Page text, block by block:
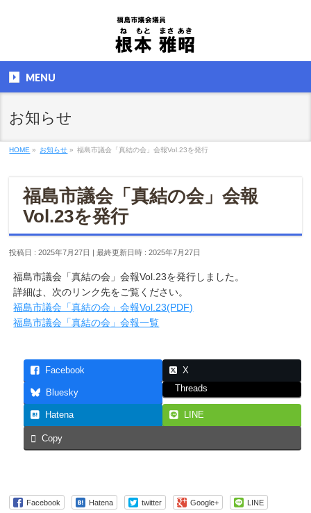
MENU
お知らせ
HOME » お知らせ » 福島市議会「真結の会」会報Vol.23を発行
福島市議会「真結の会」会報
Vol.23を発行
投稿日 : 2025年7月27日 最終更新日時 : 2025年7月27日
福島市議会「真結の会」会報Vol.23を発行しました。
詳細は、次のリンク先をご覧ください。
福島市議会「真結の会」会報Vol.23(PDF)
福島市議会「真結の会」会報一覧
Facebook X
Bluesky Threads
Hatena LINE
Copy
Facebook Hatena twitter Google+ LINE